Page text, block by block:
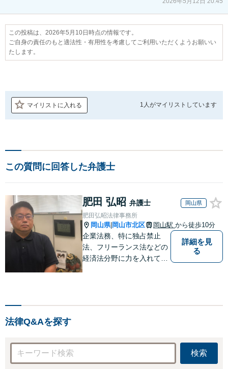
この投稿は、2026年5月10日時点の情報です。
ご自身の責任のもと適法性・有用性を考慮してご利用いただくようお願いい
たします。
マイリストに入れる 1人がマイリストしています
この質問に回答した弁護士
肥田 弘昭 弁護士 岡山県
肥田弘昭法律事務所
岡山県| 岡山市北区 岡山駅 から徒歩10分
企業法務、特に独占禁止
法、フリーランス法などの
経済法分野に力を入れてい
詳細を見
る
法律Q&Aを探す
検索